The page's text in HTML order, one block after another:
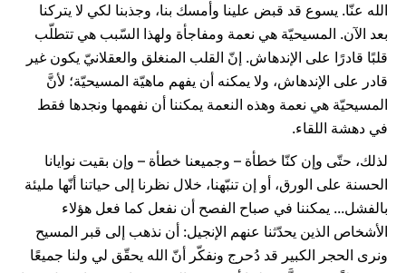
الله عنّا. يسوع قد قبض علينا وأمسك بنا، وجذبنا لكي لا يتركنا
بعد الآن. المسيحيّة هي نعمة ومفاجأة ولهذا السّبب هي تتطلّب
قلبًا قادرًا على الإندهاش. إنّ القلب المنغلق والعقلانيّ يكون غير
قادر على الإندهاش، ولا يمكنه أن يفهم ماهيّة المسيحيّة؛ لأنَّ
المسيحيّة هي نعمة وهذه النعمة يمكننا أن نفهمها ونجدها فقط
في دهشة اللقاء.
لذلك، حتّى وإن كنّا خطأة – وجميعنا خطأة – وإن بقيت نوايانا
الحسنة على الورق، أو إن تنبّهنا، خلال نظرنا إلى حياتنا أنّها مليئة
بالفشل... يمكننا في صباح الفصح أن نفعل كما فعل هؤلاء
الأشخاص الذين يحدّثنا عنهم الإنجيل: أن نذهب إلى قبر المسيح
ونرى الحجر الكبير قد دُحرج ونفكّر أنّ الله يحقّق لي ولنا جميعًا